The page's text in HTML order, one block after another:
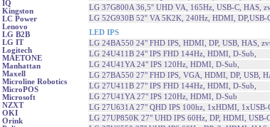
IQ
Kingston
LC Power
Lenovo
LG B2B
LG IT
Logitech
MAETONE
Manhattan
Maxell
Microline Robotics
MicroPOS
Microsoft
NZXT
OKI
Orink
LG 37G800A 36,5'' UHD VA, 165Hz, USB-C, HAS,
LG 52G930B 52'' VA 5K2K, 240Hz, HDMI, DP,USB-
LED IPS
LG 24BA550 24" FHD IPS, HDMI, DP, USB, HAS,
LG 24U411B 24" IPS FHD 144Hz, HDMI, D-Sub,
LG 24U41YA 24" IPS 120Hz, HDMI, D-Sub,
LG 27BA550 27" FHD IPS, VGA, HDMI, DP, USB,
LG 27U411B 27" IPS FHD 144Hz, HDMI, D-Sub,
LG 27U41YA 27" IPS 120Hz, HDMI, D-Sub
LG 27U631A 27" QHD IPS 100hz, 1xHDMI, 1xUSB-
LG 27UP850K 27" UHD IPS 60Hz, DP, HDMI, USB-